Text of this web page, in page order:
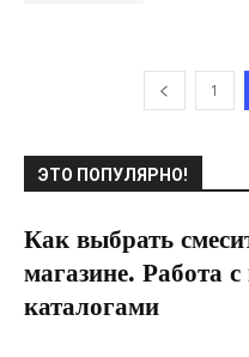
1
ЭТО ПОПУЛЯРНО!
Как выбрать
магазине. Работа
каталогами
14.03.2019